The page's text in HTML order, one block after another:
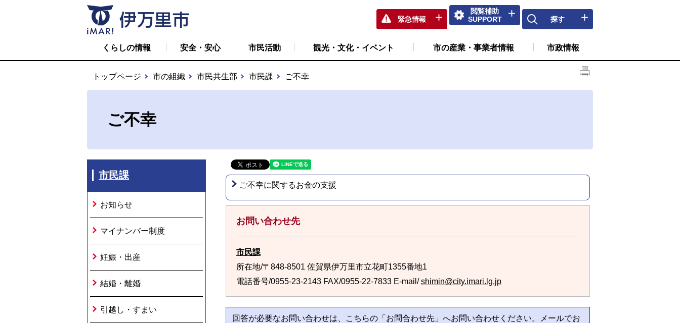
緊急情報
閲覧補助
SUPPORT
探す
くらしの情報 安全・安心 市民活動 観光・文化・イベント 市の産業・事業者情報 市政情報
トップページ 市の組織 市民共生部 市民課 ご不幸
ご不幸
市民課
お知らせ
マイナンバー制度
妊娠・出産
結婚・離婚
引越し・すまい
ご不幸に関するお金の支援
お問い合わせ先
市民課
所在地/〒848-8501 佐賀県伊万里市立花町1355番地1
電話番号/0955-23-2143 FAX/0955-22-7833 E-mail/shimin@city.imari.lg.jp
回答が必要なお問い合わせは、こちらの「お問合わせ先」へお問い合わせください。メールでお